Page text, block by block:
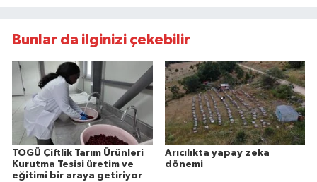
Bunlar da ilginizi çekebilir
TOGÜ Çiftlik Tarım Ürünleri
Kurutma Tesisi üretim ve
eğitimi bir araya getiriyor
Arıcılıkta yapay zeka
dönemi